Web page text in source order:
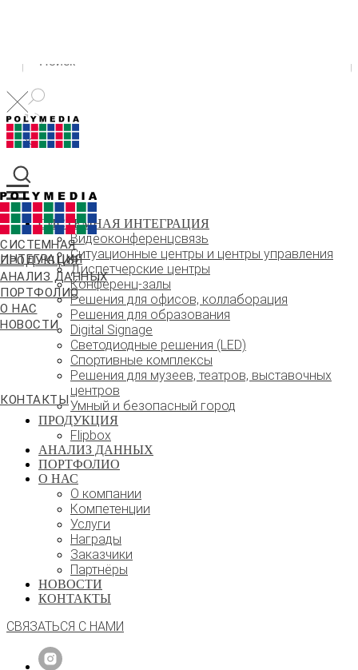
СИСТЕМНАЯ
ИНТЕГРАЦИЯ
ПРОДУКЦИЯ
АНАЛИЗ ДАННЫХ
ПОРТФОЛИО
О НАС
НОВОСТИ
КОНТАКТЫ
СИСТЕМНАЯ ИНТЕГРАЦИЯ
Видеоконференцсвязь
Ситуационные центры и центры управления
Диспетчерские центры
Конференц-залы
Решения для офисов, коллаборация
Решения для образования
Digital Signage
Светодиодные решения (LED)
Спортивные комплексы
Решения для музеев, театров, выставочных
центров
Умный и безопасный город
ПРОДУКЦИЯ
Flipbox
АНАЛИЗ ДАННЫХ
ПОРТФОЛИО
О НАС
О компании
Компетенции
Услуги
Награды
Заказчики
Партнёры
НОВОСТИ
КОНТАКТЫ
СВЯЗАТЬСЯ С НАМИ